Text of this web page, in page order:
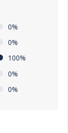
0%
0%
100%
0%
0%